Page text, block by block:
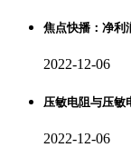
焦点快播：净利
2022-12-06
压敏电阻与压敏
2022-12-06